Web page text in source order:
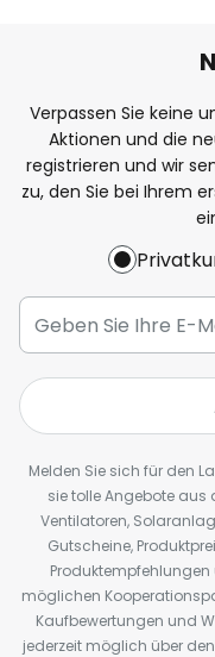
Verpassen Sie keine
Aktionen und die
registrieren und wir
zu, den Sie bei Ihrem
Melden Sie sich für den
sie tolle Angebote aus
Ventilatoren,
Gutscheine,
möglichen
Kaufbewertungen und
jederzeit möglich über